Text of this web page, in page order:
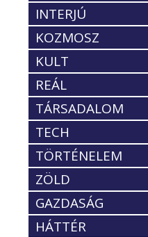
INTERJÚ
KOZMOSZ
KULT
REÁL
TÁRSADALOM
TECH
TÖRTÉNELEM
ZÖLD
GAZDASÁG
HÁTTÉR